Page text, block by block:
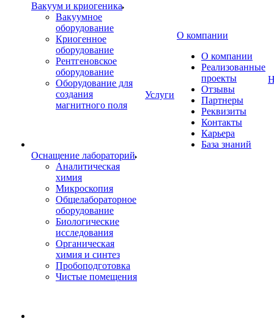
Вакуум и криогеника
Вакуумное
оборудование
Криогенное
оборудование
Рентгеновское
оборудование
Оборудование для
создания
магнитного поля
Оснащение лабораторий
Аналитическая
химия
Микроскопия
Общелабораторное
оборудование
Биологические
исследования
Органическая
химия и синтез
Пробоподготовка
Чистые помещения
Услуги
О компании
О компании
Реализованные
проекты
Отзывы
Партнеры
Реквизиты
Контакты
Карьера
База знаний